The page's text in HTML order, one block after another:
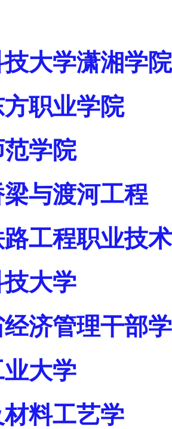
大学潇湘学院
职业学院
学院
与渡河工程
路工程职业技
大学
济管理干部
大学
料工艺学